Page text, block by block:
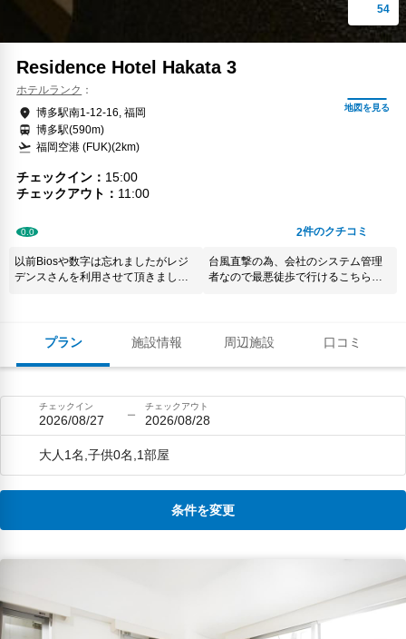
プラン 施設情報 周辺施設 口コミ
Residence Hotel Hakata 3
ホテルランク
博多駅南1-12-16, 福岡
博多駅(590m)
福岡空港 (FUK)(2km)
チェックイン
15:00
チェックアウト
11:00
0.0 2件のクチコミ
以前Biosや数字は忘れましたがレジ
デンスさんを利用させて頂きました
と接触していて閉まらない。 あと、
ました。 残念です。 Biosを復活させ
台風直撃の為、会社のシステム管理
者なので最悪徒歩で行けるこちらに
食いっぱぐれが無いのが特に台風直
チェックイン
2026/08/27
チェックアウト
2026/08/28
大人1名,子供0名,1部屋
条件を変更